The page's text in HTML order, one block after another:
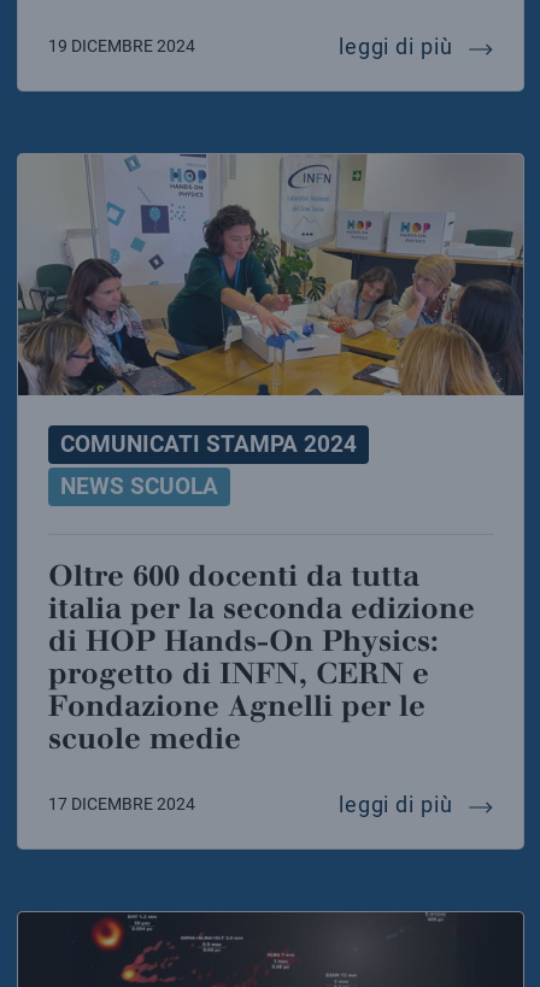
19 DICEMBRE 2024 leggi di più
COMUNICATI STAMPA 2024
NEWS SCUOLA
Oltre 600 docenti da tutta
italia per la seconda edizione
di HOP Hands-On Physics:
progetto di INFN, CERN e
Fondazione Agnelli per le
scuole medie
17 DICEMBRE 2024 leggi di più oltre